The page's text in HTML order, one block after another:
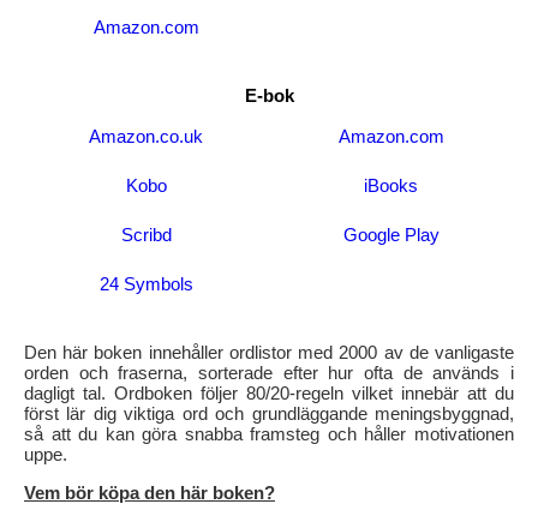
Amazon.com
E-bok
Amazon.co.uk
Amazon.com
Kobo iBooks
Scribd Google Play
24 Symbols
Den här boken innehåller ordlistor med 2000 av de vanligaste
orden och fraserna, sorterade efter hur ofta de används i
dagligt tal. Ordboken följer 80/20-regeln vilket innebär att du
först lär dig viktiga ord och grundläggande meningsbyggnad,
så att du kan göra snabba framsteg och håller motivationen
uppe.
Vem bör köpa den här boken?